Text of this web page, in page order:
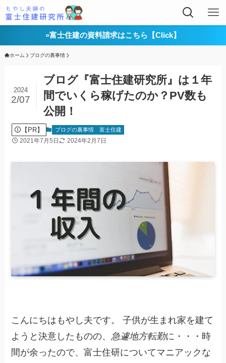
»富士住建の資料請求はこちら【Click】
ホーム ブログの裏事情
ブログ『富士住建研究所』は１年
間でいくら稼げたのか？PV数も
公開！
2024
2/07
【PR】 ブログの裏事情 富士住建
2021年7月5日 2024年2月7日
こんにちはもやし夫です。 子供が生まれ家を建て
ようと決意したものの、 急遽地方転勤に・・・時
間が余ったので、富士住研についてマニアックな